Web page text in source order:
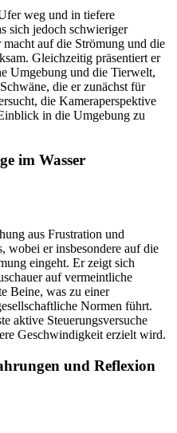
weg und in tiefere
sich jedoch schwieriger
macht auf die Strömung und die
Gleichzeitig präsentiert er
Umgebung und die Tierwelt,
die er zunächst für
die Kameraperspektive
in die Umgebung zu
im Wasser
aus Frustration und
wobei er insbesondere auf die
eingeht. Er zeigt sich
auf vermeintliche
Beine, was zu einer
Normen führt.
aktive Steuerungsversuche
Geschwindigkeit erzielt wird.
und Reflexion